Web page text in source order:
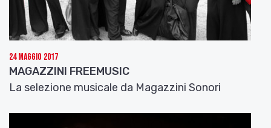
24 Maggio 2017
MAGAZZINI FREEMUSIC
La selezione musicale da Magazzini Sonori